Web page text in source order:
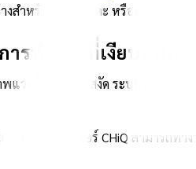
สำหรับการทำโยคะ หรือมุมสงบนั่
รทำงานที่เงียบสนิท
วดล้อมที่เงียบสงัด ระบบ
เทือนขั้นสูง แอร์ CHiQ สามารถทำง